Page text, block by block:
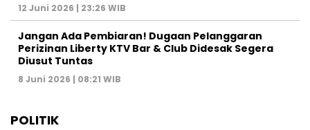
12 Juni 2026 | 23:26 WIB
Jangan Ada Pembiaran! Dugaan Pelanggaran
Perizinan Liberty KTV Bar & Club Didesak Segera
Diusut Tuntas
8 Juni 2026 | 08:21 WIB
POLITIK